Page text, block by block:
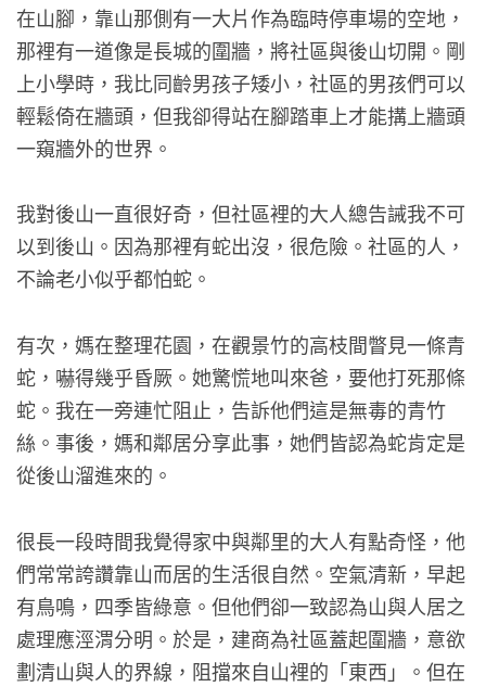
在山腳，靠山那側有一大片作為臨時停車場的空地，
那裡有一道像是長城的圍牆，將社區與後山切開。剛
上小學時，我比同齡男孩子矮小，社區的男孩們可以
輕鬆倚在牆頭，但我卻得站在腳踏車上才能搆上牆頭
一窺牆外的世界。
我對後山一直很好奇，但社區裡的大人總告誡我不可
以到後山。因為那裡有蛇出沒，很危險。社區的人，
不論老小似乎都怕蛇。
有次，媽在整理花園，在觀景竹的高枝間瞥見一條青
蛇，嚇得幾乎昏厥。她驚慌地叫來爸，要他打死那條
蛇。我在一旁連忙阻止，告訴他們這是無毒的青竹
絲。事後，媽和鄰居分享此事，她們皆認為蛇肯定是
從後山溜進來的。
很長一段時間我覺得家中與鄰里的大人有點奇怪，他
們常常誇讚靠山而居的生活很自然。空氣清新，早起
有鳥鳴，四季皆綠意。但他們卻一致認為山與人居之
處理應涇渭分明。於是，建商為社區蓋起圍牆，意欲
劃清山與人的界線，阻擋來自山裡的「東西」。但在